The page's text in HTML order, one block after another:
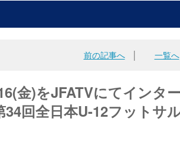
前の記事へ│ 一覧へ
金)をJFATVにてイン
34回全日本U-12フットサ